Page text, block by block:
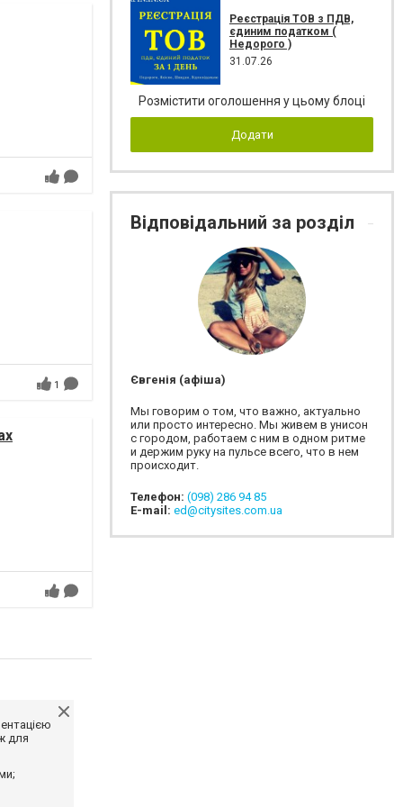
1
для
Реєстрація ТОВ з ПДВ,
єдиним податком (
Недорого )
31.07.26
Розмістити оголошення у цьому блоці
Додати
Відповідальний за розділ
Євгенія (афіша)
Мы говорим о том, что важно, актуально
или просто интересно. Мы живем в унисон
с городом, работаем с ним в одном ритме
и держим руку на пульсе всего, что в нем
происходит.
Телефон: (098) 286 94 85
E-mail: ed@citysites.com.ua